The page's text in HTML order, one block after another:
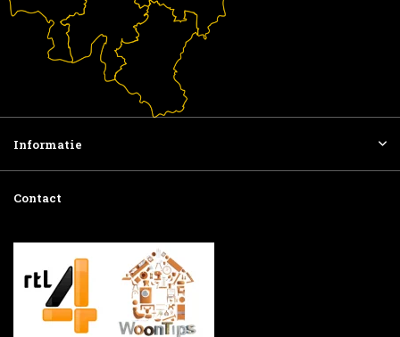
Informatie
Contact